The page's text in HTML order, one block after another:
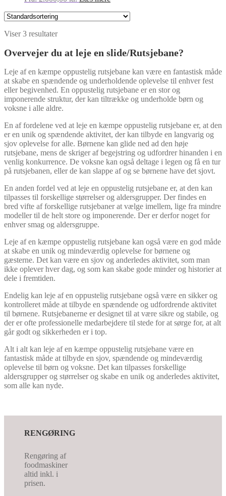
Viser 3 resultater
Overvejer du at leje en slide/Rutsjebane?
Leje af en kæmpe oppustelig rutsjebane kan være en fantastisk måde
at skabe en spændende og underholdende oplevelse til enhver fest
eller begivenhed. En oppustelig rutsjebane er en stor og
imponerende struktur, der kan tiltrække og underholde børn og
voksne i alle aldre.
En af fordelene ved at leje en kæmpe oppustelig rutsjebane er, at den
er en unik og spændende aktivitet, der kan tilbyde en langvarig og
sjov oplevelse for alle. Børnene kan glide ned ad den høje
rutsjebane, mens de skriger af begejstring og udfordrer hinanden i en
venlig konkurrence. De voksne kan også deltage i legen og få en tur
på rutsjebanen, eller de kan slappe af og se børnene have det sjovt.
En anden fordel ved at leje en oppustelig rutsjebane er, at den kan
tilpasses til forskellige størrelser og aldersgrupper. Der findes en
bred vifte af forskellige rutsjebaner at vælge imellem, lige fra mindre
modeller til de helt store og imponerende. Der er derfor noget for
enhver smag og aldersgruppe.
Leje af en kæmpe oppustelig rutsjebane kan også være en god måde
at skabe en unik og mindeværdig oplevelse for børnene og
gæsterne. Det kan være en sjov og anderledes aktivitet, som man
ikke oplever hver dag, og som kan skabe gode minder og historier at
dele i fremtiden.
Endelig kan leje af en oppustelig rutsjebane også være en sikker og
kontrolleret måde at tilbyde en spændende og udfordrende aktivitet
til børnene. Rutsjebanerne er designet til at være sikre og stabile, og
der er ofte professionelle medarbejdere til stede for at sørge for, at alt
går godt og sikkerheden er i top.
Alt i alt kan leje af en kæmpe oppustelig rutsjebane være en
fantastisk måde at tilbyde en sjov, spændende og mindeværdig
oplevelse til børn og voksne. Det kan tilpasses forskellige
aldersgrupper og størrelser og skabe en unik og anderledes aktivitet,
som alle kan nyde.
RENGØRING
Rengøring af
foodmaskiner
altid inkl. i
prisen.